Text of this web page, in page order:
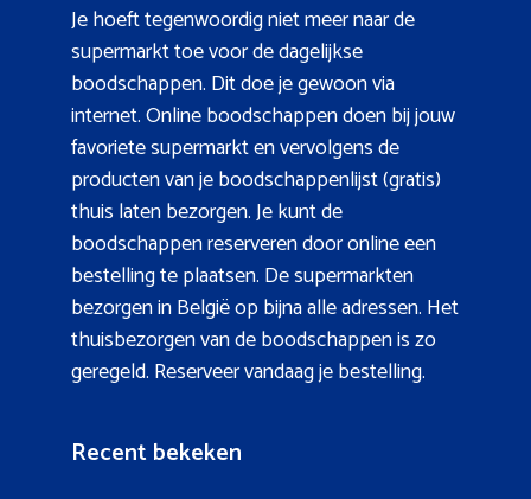
Je hoeft tegenwoordig niet meer naar de
supermarkt toe voor de dagelijkse
boodschappen. Dit doe je gewoon via
internet. Online boodschappen doen bij jouw
favoriete supermarkt en vervolgens de
producten van je boodschappenlijst (gratis)
thuis laten bezorgen. Je kunt de
boodschappen reserveren door online een
bestelling te plaatsen. De supermarkten
bezorgen in België op bijna alle adressen. Het
thuisbezorgen van de boodschappen is zo
geregeld. Reserveer vandaag je bestelling.
Recent bekeken